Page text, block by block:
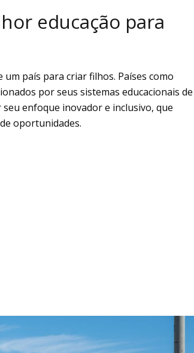
educação para
país para criar filhos. Países como
por seus sistemas educacionais de
enfoque inovador e inclusivo, que
oportunidades.